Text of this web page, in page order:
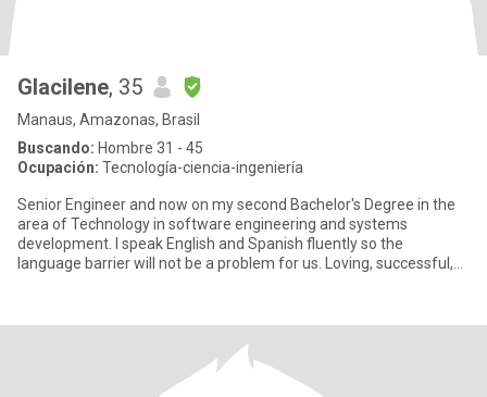
Glacilene, 35
Manaus, Amazonas, Brasil
Buscando: Hombre 31 - 45
Ocupación: Tecnología-ciencia-ingeniería
Senior Engineer and now on my second Bachelor's Degree in the
area of ​​Technology in software engineering and systems
development. I speak English and Spanish fluently so the
language barrier will not be a problem for us. Loving, successful,